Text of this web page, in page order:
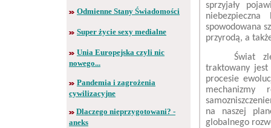
Odmienne Stany Świadomości
Super życie sexy medialne
Unia Europejska czyli nic
nowego...
Pandemia i zagrożenia
cywilizacyjne
Dlaczego nieprzygotowani? -
aneks
sprzyjały
spowodowana
przyrodą, a
Świat
traktowany
procesie
mechanizmy
na naszej
globalnego